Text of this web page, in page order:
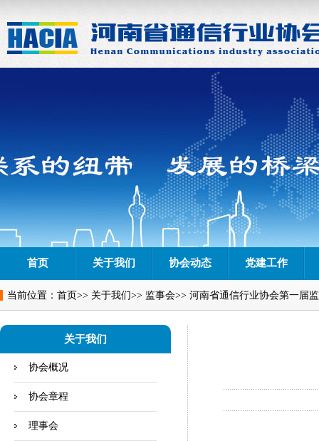
首页 关于我们 协会动态 党建工作
当前位置： 首页>> 关于我们>> 监事会>> 河南省通信行业协会第一届
关于我们
协会概况
协会章程
理事会